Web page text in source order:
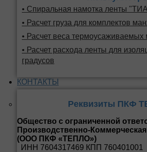
• Спиральная намотка ленты
• Расчет груза для комплектов
• Расчет веса
• Расчет расхода ленты для
градусов
КОНТАКТЫ
Реквизиты ПКФ
Общество с ограниченной
Производственно-
(ООО ПКФ «ТЕПЛО»)
ИНН 7604317469 КПП 760401001